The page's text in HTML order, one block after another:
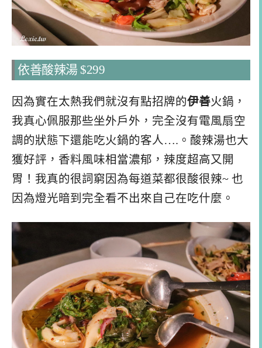
依善酸辣湯 $299
因為實在太熱我們就沒有點招牌的伊善火鍋，
我真心佩服那些坐外戶外，完全沒有電風扇空
調的狀態下還能吃火鍋的客人….。酸辣湯也大
獲好評，香料風味相當濃郁，辣度超高又開
胃！我真的很詞窮因為每道菜都很酸很辣~ 也
因為燈光暗到完全看不出來自己在吃什麼。